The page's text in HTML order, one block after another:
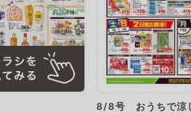
8/8号 おうちで涼